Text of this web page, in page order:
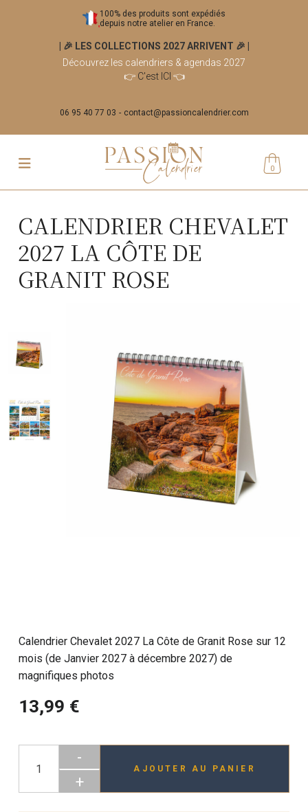
100% des produits sont expédiés
depuis notre atelier en France.
| 🎉 LES COLLECTIONS 2027 ARRIVENT 🎉
Découvrez les calendriers & agendas 2027
👉 C'est ICI 👈
06 95 40 77 03 contact@passioncalendrier.com
0
CALENDRIER CHEVALET
2027 LA CÔTE DE
GRANIT ROSE
Calendrier Chevalet 2027 La Côte de Granit Rose sur 12
mois (de Janvier 2027 à décembre 2027) de
magnifiques photos
13,99 €
-
+
AJOUTER AU PANIER